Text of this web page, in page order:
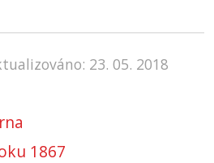
23. 05. 2018
1867